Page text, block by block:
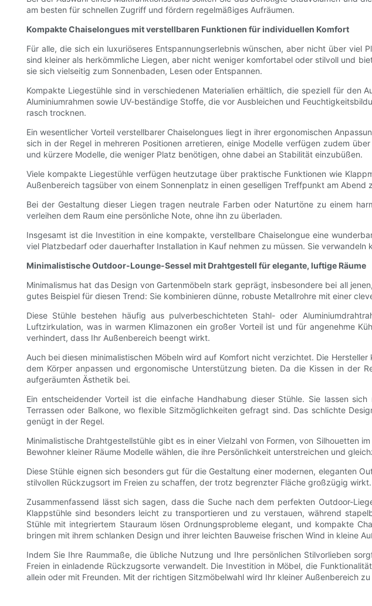
am besten für schnellen Zugriff und fördern regelmäßiges Aufräumen.
Kompakte Chaiselongues mit verstellbaren Funktionen für individuellen Komfort
Für alle, die sich ein luxuriöseres Entspannungserlebnis wünschen, aber nicht über
sind kleiner als herkömmliche Liegen, aber nicht weniger komfortabel oder stilvoll und
sie sich vielseitig zum Sonnenbaden, Lesen oder Entspannen.
Kompakte Liegestühle sind in verschiedenen Materialien erhältlich, die speziell für
Aluminiumrahmen sowie UV-beständige Stoffe, die vor Ausbleichen und
rasch trocknen.
Ein wesentlicher Vorteil verstellbarer Chaiselongues liegt in ihrer ergonomischen
sich in der Regel in mehreren Positionen arretieren, einige Modelle verfügen zudem
und kürzere Modelle, die weniger Platz benötigen, ohne dabei an Stabilität einzubüßen.
Viele kompakte Liegestühle verfügen heutzutage über praktische Funktionen wie
Außenbereich tagsüber von einem Sonnenplatz in einen geselligen Treffpunkt am Abend
Bei der Gestaltung dieser Liegen tragen neutrale Farben oder Naturtöne zu einem
verleihen dem Raum eine persönliche Note, ohne ihn zu überladen.
Insgesamt ist die Investition in eine kompakte, verstellbare Chaiselongue eine
viel Platzbedarf oder dauerhafter Installation in Kauf nehmen zu müssen. Sie verwandeln
Minimalistische Outdoor-Lounge-Sessel mit Drahtgestell für elegante, luftige Räume
Minimalismus hat das Design von Gartenmöbeln stark geprägt, insbesondere bei all
gutes Beispiel für diesen Trend: Sie kombinieren dünne, robuste Metallrohre mit einer
Diese Stühle bestehen häufig aus pulverbeschichteten Stahl- oder
Luftzirkulation, was in warmen Klimazonen ein großer Vorteil ist und für angenehme
verhindert, dass Ihr Außenbereich beengt wirkt.
Auch bei diesen minimalistischen Möbeln wird auf Komfort nicht verzichtet. Die
dem Körper anpassen und ergonomische Unterstützung bieten. Da die Kissen in der
aufgeräumten Ästhetik bei.
Ein entscheidender Vorteil ist die einfache Handhabung dieser Stühle. Sie lassen
Terrassen oder Balkone, wo flexible Sitzmöglichkeiten gefragt sind. Das schlichte
genügt in der Regel.
Minimalistische Drahtgestellstühle gibt es in einer Vielzahl von Formen, von Silhouetten
Bewohner kleiner Räume Modelle wählen, die ihre Persönlichkeit unterstreichen und
Diese Stühle eignen sich besonders gut für die Gestaltung einer modernen, eleganten
stilvollen Rückzugsort im Freien zu schaffen, der trotz begrenzter Fläche großzügig wirkt.
Zusammenfassend lässt sich sagen, dass die Suche nach dem perfekten Outdoor-
Klappstühle sind besonders leicht zu transportieren und zu verstauen, während
Stühle mit integriertem Stauraum lösen Ordnungsprobleme elegant, und kompakte
bringen mit ihrem schlanken Design und ihrer leichten Bauweise frischen Wind in kleine
Indem Sie Ihre Raummaße, die übliche Nutzung und Ihre persönlichen Stilvorlieben
Freien in einladende Rückzugsorte verwandelt. Die Investition in Möbel, die
allein oder mit Freunden. Mit der richtigen Sitzmöbelwahl wird Ihr kleiner Außenbereich